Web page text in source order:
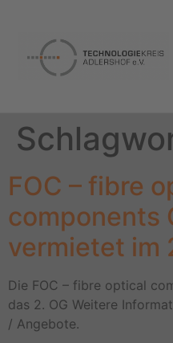
FOC – fibre
components
vermietet im
Die FOC – fibre optical
das 2. OG Weitere
/ Angebote.